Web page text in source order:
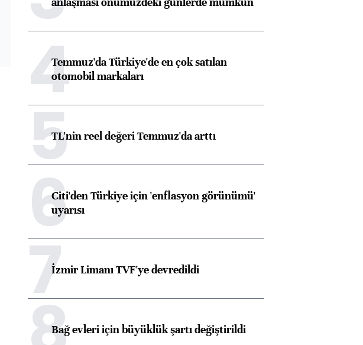
4Temmuz'da Türkiye'de en çok satılan
otomobil markaları
5TL'nin reel değeri Temmuz'da arttı
6Citi'den Türkiye için 'enflasyon görünümü'
uyarısı
7İzmir Limanı TVF'ye devredildi
Bağ evleri için büyüklük şartı değiştirildi